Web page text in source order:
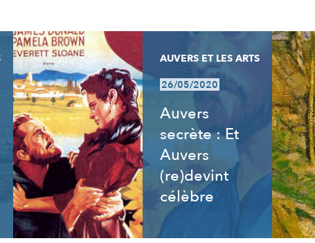
AUVERS ET LES ARTS
26/05/2020
Auvers
secrète : Et
Auvers
(re)devint
célèbre